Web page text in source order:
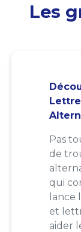
Les
Pas
de
qui
lance
et
aider